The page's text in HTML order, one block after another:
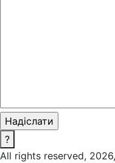
?
All rights reserved,